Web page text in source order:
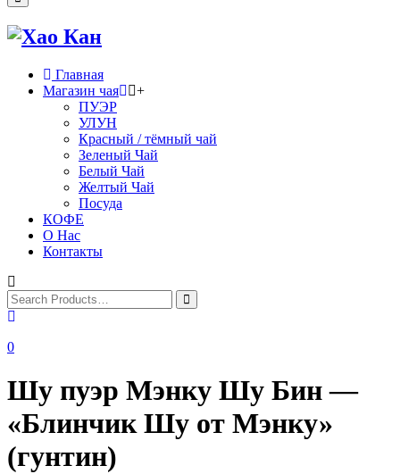
Главная
Магазин чая
+
ПУЭР
УЛУН
Красный / тёмный чай
Зеленый Чай
Белый Чай
Желтый Чай
Посуда
КОФЕ
О Нас
Контакты
0
Шу пуэр Мэнку Шу Бин —
«Блинчик Шу от Мэнку»
(гунтин)